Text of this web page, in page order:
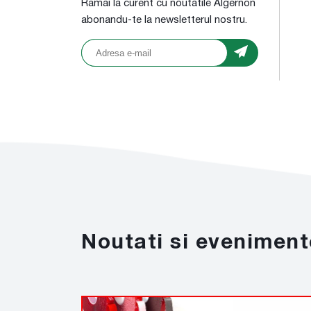
Ramai la curent cu noutatile Algernon
abonandu-te la newsletterul nostru.
Noutati si